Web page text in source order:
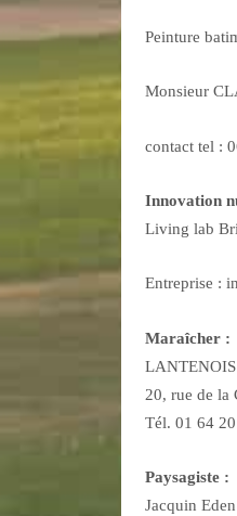
Peinture
Monsieur
contact tel :
Innovation
Living lab
Entreprise :
Maraîcher :
20, rue de la
Tél. 01 64
Paysagiste :
Jacquin